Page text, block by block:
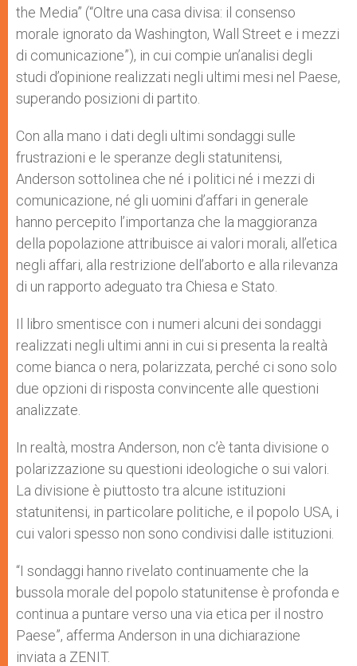
the Media” (“Oltre una casa divisa: il consenso
morale ignorato da Washington, Wall Street e i mezzi
di comunicazione”), in cui compie un’analisi degli
studi d’opinione realizzati negli ultimi mesi nel Paese,
superando posizioni di partito.
Con alla mano i dati degli ultimi sondaggi sulle
frustrazioni e le speranze degli statunitensi,
Anderson sottolinea che né i politici né i mezzi di
comunicazione, né gli uomini d’affari in generale
hanno percepito l’importanza che la maggioranza
della popolazione attribuisce ai valori morali, all’etica
negli affari, alla restrizione dell’aborto e alla rilevanza
di un rapporto adeguato tra Chiesa e Stato.
Il libro smentisce con i numeri alcuni dei sondaggi
realizzati negli ultimi anni in cui si presenta la realtà
come bianca o nera, polarizzata, perché ci sono solo
due opzioni di risposta convincente alle questioni
analizzate.
In realtà, mostra Anderson, non c’è tanta divisione o
polarizzazione su questioni ideologiche o sui valori.
La divisione è piuttosto tra alcune istituzioni
statunitensi, in particolare politiche, e il popolo USA, i
cui valori spesso non sono condivisi dalle istituzioni.
“I sondaggi hanno rivelato continuamente che la
bussola morale del popolo statunitense è profonda e
continua a puntare verso una via etica per il nostro
Paese”, afferma Anderson in una dichiarazione
inviata a ZENIT.